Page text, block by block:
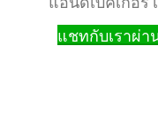
แชทกับเราผ่า